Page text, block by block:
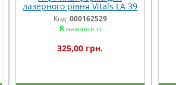
лазерного рівня Vitals LA 39
Код:000162529
В наявності
325,00 грн.